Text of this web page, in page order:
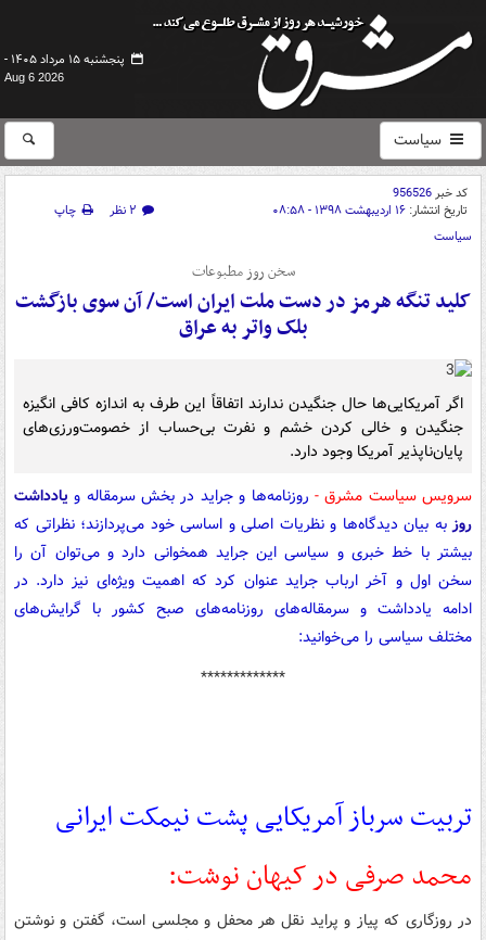
پنجشنبه ۱۵ مرداد ۱۴۰۵ -
Aug 6 2026
سیاست
کد خبر956526
تاریخ انتشار: ۱۶ اردیبهشت ۱۳۹۸ - ۰۸:۵۸ ۲ نظر
چاپ
سیاست
سخن روز مطبوعات
کلید تنگه هرمز در دست ملت ایران است/ آن سوی بازگشت
بلک واتر به عراق
اگر آمریکایی‌ها حال جنگیدن ندارند اتفاقاً این طرف به اندازه کافی انگیزه
جنگیدن و خالی کردن خشم و نفرت بی‌حساب از خصومت‌ورزی‌های
پایان‌ناپذیر آمریکا وجود دارد.
سرویس سیاست مشرق - روزنامه‌ها و جراید در بخش سرمقاله ویادداشت
روزبه بیان دیدگاه‌ها و نظریات اصلی و اساسی خود می‌پردازند؛ نظراتی که
بیشتر با خط خبری و سیاسی این جراید همخوانی دارد و می‌توان آن را
سخن اول و آخر ارباب جراید عنوان کرد که اهمیت ویژه‌ای نیز دارد. در
ادامه یادداشت و سرمقاله‌های روزنامه‌های صبح کشور با گرایش‌های
مختلف سیاسی را می‌خوانید:
*************
تربیت سرباز آمریکایی پشت نیمکت ایرانی
محمد صرفی در کیهان نوشت:
در روزگاری که پیاز و پراید نقل هر محفل و مجلسی است، گفتن و نوشتن